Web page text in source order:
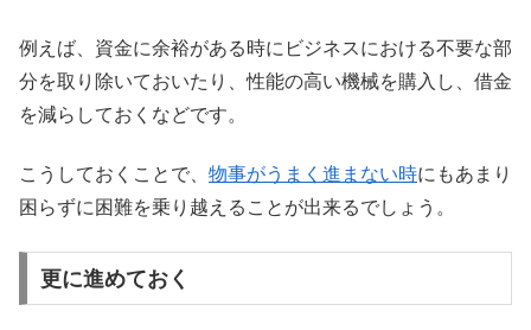
例えば、資金に余裕がある時にビジネスにおける不要な部
分を取り除いておいたり、性能の高い機械を購入し、借金
を減らしておくなどです。
こうしておくことで、 物事がうまく進まない時にもあまり
困らずに困難を乗り越えることが出来るでしょう。
更に進めておく